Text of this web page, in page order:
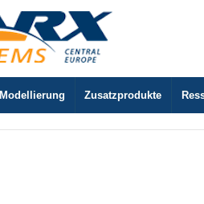
Modellierung Zusatzprodukte